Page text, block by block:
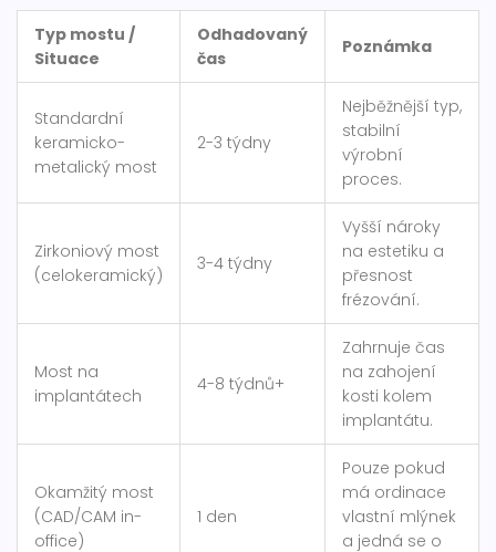
Typ mostu /
Situace
Odhadovaný
čas
Poznámka
Standardní
keramicko-
metalický most
2-3 týdny
Nejběžnější typ,
stabilní
výrobní
proces.
Zirkoniový most
(celokeramický)
3-4 týdny
Vyšší nároky
na estetiku a
přesnost
frézování.
Most na
implantátech
4-8 týdnů+
Zahrnuje čas
na zahojení
kosti kolem
implantátu.
Okamžitý most
(CAD/CAM in-
office)
1 den
Pouze pokud
má ordinace
vlastní mlýnek
a jedná se o